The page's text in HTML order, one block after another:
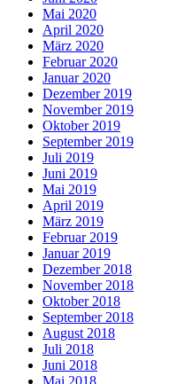
Mai 2020
April 2020
März 2020
Februar 2020
Januar 2020
Dezember 2019
November 2019
Oktober 2019
September 2019
Juli 2019
Juni 2019
Mai 2019
April 2019
März 2019
Februar 2019
Januar 2019
Dezember 2018
November 2018
Oktober 2018
September 2018
August 2018
Juli 2018
Juni 2018
Mai 2018